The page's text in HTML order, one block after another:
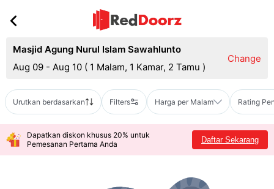
Masjid Agung Nurul Islam Sawahlunto
Aug 09 - Aug 10 ( 1 Malam, 1 Kamar, 2 Tamu )
Change
Urutkan berdasarkan Filters Harga per Malam Rating
Dapatkan diskon khusus 20% untuk
Pemesanan Pertama Anda
Daftar Sekarang